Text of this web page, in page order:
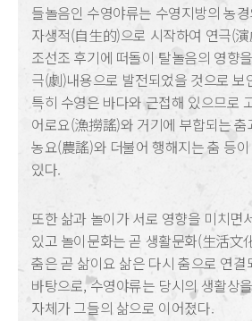
들놀음인 수영야류는 수영지방의 농
자생적(自生的)으로 시작하여 연극(
조선조 후기에 떠돌이 탈놀음의 영향
극(劇)내용으로 발전되었을 것으로 보
특히 수영은 바다와 근접해 있으므로
어로요(漁撈謠)와 거기에 부합되는 춤
농요(農謠)와 더불어 행해지는 춤 등
있다.
또한 삶과 놀이가 서로 영향을 미치면
있고 놀이문화는 곧 생활문화(生活文
춤은 곧 삶이요 삶은 다시 춤으로 연결
바탕으로, 수영야류는 당시의 생활상
자체가 그들의 삶으로 이어졌다.